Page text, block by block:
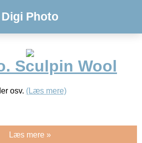
Digi Photo
Sculpin Wool
osv. (Læs mere)
Læs mere »